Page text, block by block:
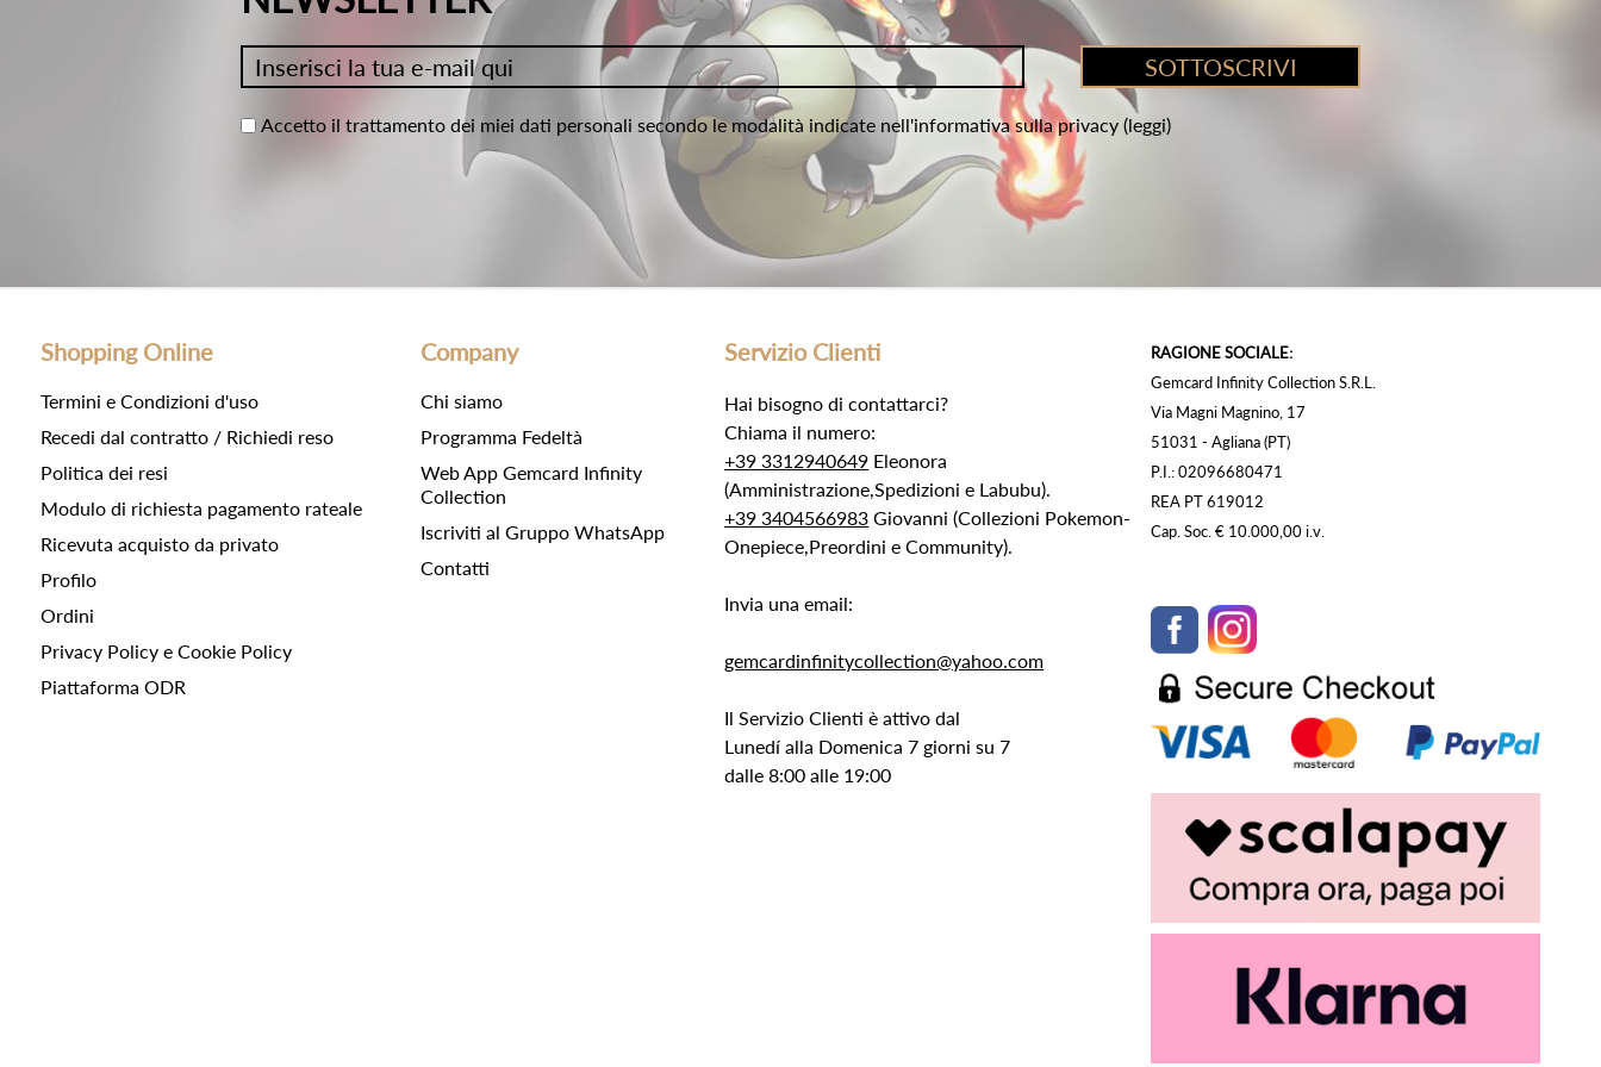
Accetto il trattamento dei miei dati personali secondo le modalità indicate nell'informativa sulla privacy (leggi)
Shopping Online
Termini e Condizioni d'uso
Recedi dal contratto / Richiedi reso
Politica dei resi
Modulo di richiesta pagamento rateale
Ricevuta acquisto da privato
Profilo
Ordini
Privacy Policy e Cookie Policy
Piattaforma ODR
Company
Chi siamo
Programma Fedeltà
Web App Gemcard Infinity
Collection
Iscriviti al Gruppo WhatsApp
Contatti
Servizio Clienti
Hai bisogno di contattarci?
Chiama il numero:
+39 3312940649 Eleonora
(Amministrazione,Spedizioni e Labubu).
+39 3404566983 Giovanni (Collezioni Pokemon-
Onepiece,Preordini e Community).
Invia una email:
gemcardinfinitycollection@yahoo.com
Il Servizio Clienti è attivo dal
Lunedí alla Domenica 7 giorni su 7
dalle 8:00 alle 19:00
RAGIONE SOCIALE:
Gemcard Infinity Collection S.R.L.
Via Magni Magnino, 17
51031 - Agliana (PT)
P.I.: 02096680471
REA PT 619012
Cap. Soc. € 10.000,00 i.v.